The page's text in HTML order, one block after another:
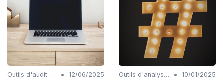
Outils d'audit technique SEO •
12/06/2025
Outils d'analyse de backlinks IA •
10/01/2025